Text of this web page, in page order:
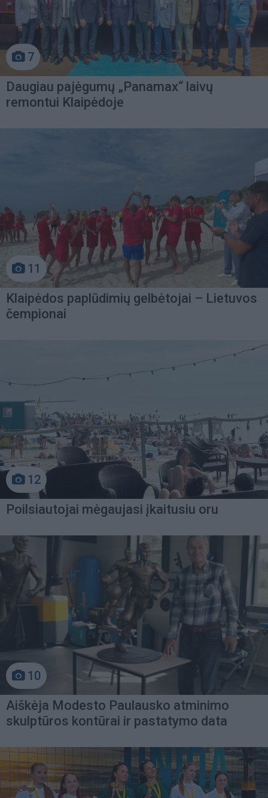
7
Daugiau pajėgumų „Panamax“ laivų
remontui Klaipėdoje
11
Klaipėdos paplūdimių gelbėtojai – Lietuvos
čempionai
12
Poilsiautojai mėgaujasi įkaitusiu oru
10
Aiškėja Modesto Paulausko atminimo
skulptūros kontūrai ir pastatymo data